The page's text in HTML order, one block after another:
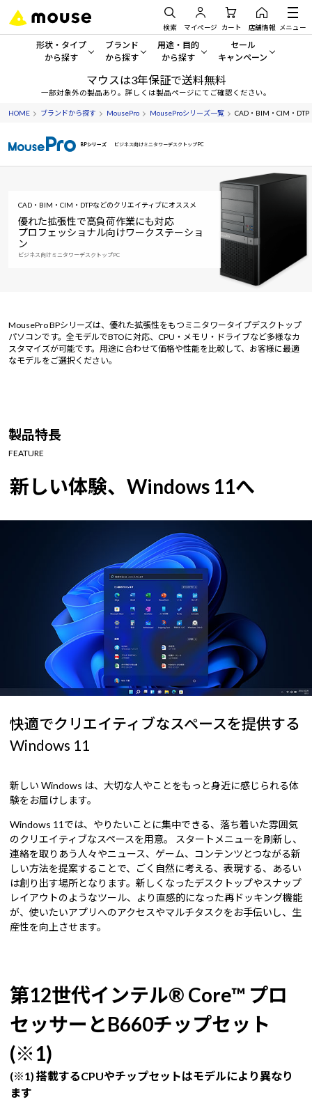
検索 マイページ カート 店舗情報 メニュー
形状・タイプ
から探す
形状・タイプから探す をすべてみる
デスクトップPC
ノートPC
サーバー
ワークステーション
Windows 11 | Copilot+ PC
ブランド
から探す
mouse
G TUNE
NEXTGEAR
MousePro
iiyama
用途・目的
から探す
一般向けパソコン
ゲーミングPC・ゲーム向けパソコン
クリエイティブ向け
ビジネス向けパソコン
学習向けパソコン
スペック/パーツ別
Windows 11 | Copilot+ PC
セール
キャンペーン
セール・キャンペー
期間限定セール
アウトレットパソコン
すべて新品の旧モデル製品
おすすめ目玉パソコン
今イチオシのパソコンをピ
Windows 11 Copilot+ PC
マウスは3年保証で送料無料
一部対象外の製品あり。詳しくは製品ページにてご確認ください。
HOME ブランドから探す MousePro MouseProシリーズ一覧 CAD・BIM・CIM・DTP
BPシリーズ ビジネス向けミニタワーデスクトップPC
CAD・BIM・CIM・DTPなどのクリエイティブにオススメ
優れた拡張性で高負荷作業にも対応
プロフェッショナル向けワークステーショ
ン
ビジネス向けミニタワーデスクトップPC
MousePro BPシリーズは、優れた拡張性をもつミニタワータイプデスクトップ
パソコンです。全モデルでBTOに対応、CPU・メモリ・ドライブなど多様なカ
スタマイズが可能です。用途に合わせて価格や性能を比較して、お客様に最適
なモデルをご選択ください。
製品特長
FEATURE
新しい体験、Windows 11へ
快適でクリエイティブなスペースを提供する
Windows 11
新しい Windows は、大切な人やことをもっと身近に感じられる体
験をお届けします。
Windows 11では、やりたいことに集中できる、落ち着いた雰囲気
のクリエイティブなスペースを用意。 スタートメニューを刷新し、
連絡を取りあう人々やニュース、ゲーム、コンテンツとつながる新
しい方法を提案することで、ごく自然に考える、表現する、あるい
は創り出す場所となります。新しくなったデスクトップやスナップ
レイアウトのようなツール、より直感的になった再ドッキング機能
が、使いたいアプリへのアクセスやマルチタスクをお手伝いし、生
産性を向上させます。
第12世代インテル® Core™ プロ
セッサーとB660チップセット
(※1)
(※1) 搭載するCPUやチップセットはモデルにより異なり
ます